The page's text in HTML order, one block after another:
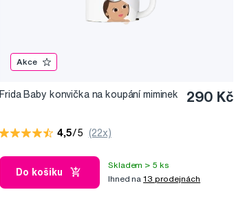
Akce
Frida Baby konvička na koupání miminek 290 Kč
4,5/5 (22x)
Do košíku
Skladem > 5 ks
Ihned na13 prodejnách